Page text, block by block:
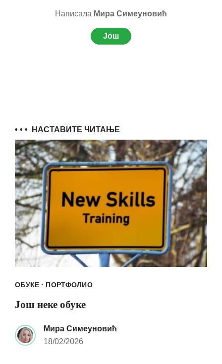
Написала Мира Симеуновић
Још
• • • НАСТАВИТЕ ЧИТАЊЕ
ОБУКЕ · ПОРТФОЛИО
Још неке обуке
Мира Симеуновић
18/02/2026